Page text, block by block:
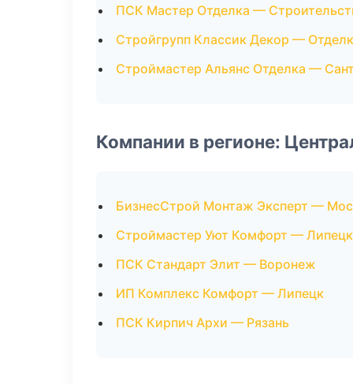
ПСК Мастер Отделка —
Стройгрупп Классик Декор —
Строймастер Альянс Отделка —
Компании в регионе:
БизнесСтрой Монтаж Эксперт —
Строймастер Уют Комфорт — Липецк
ПСК Стандарт Элит — Воронеж
ИП Комплекс Комфорт — Липецк
ПСК Кирпич Архи — Рязань